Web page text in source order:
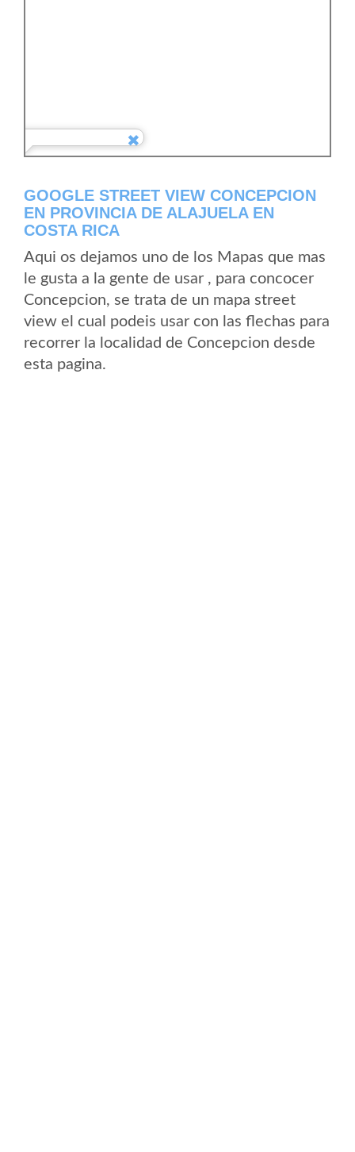
GOOGLE STREET VIEW CONCEPCION
EN PROVINCIA DE ALAJUELA EN
COSTA RICA
Aqui os dejamos uno de los Mapas que mas
le gusta a la gente de usar , para concocer
Concepcion, se trata de un mapa street
view el cual podeis usar con las flechas para
recorrer la localidad de Concepcion desde
esta pagina.